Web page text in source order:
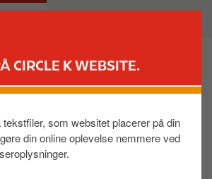
CIRCLE K WEBSITE.
som websitet placerer på din
din online oplevelse nemmere ved